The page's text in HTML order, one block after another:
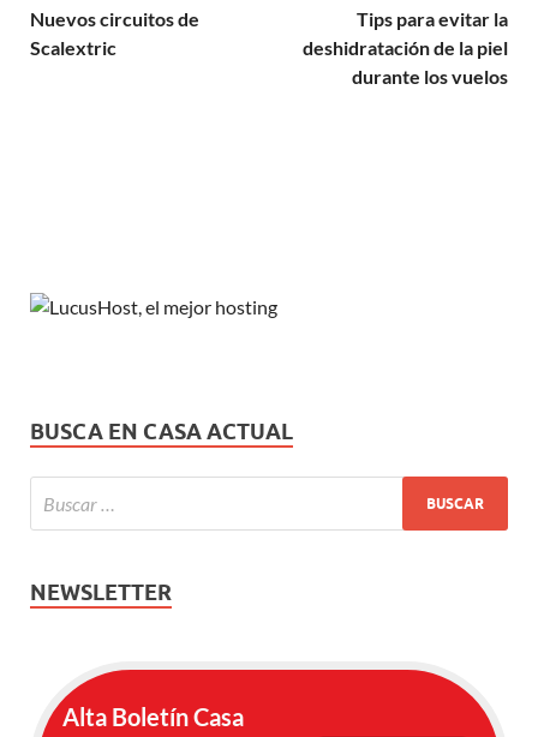
Nuevos circuitos de
Scalextric
Tips para evitar la
deshidratación de la piel
durante los vuelos
BUSCA EN CASA ACTUAL
NEWSLETTER
Alta Boletín Casa